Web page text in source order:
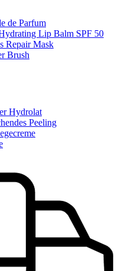
de Parfum
Lip Balm SPF 50
Repair Mask
Brush
Hydrolat
Peeling